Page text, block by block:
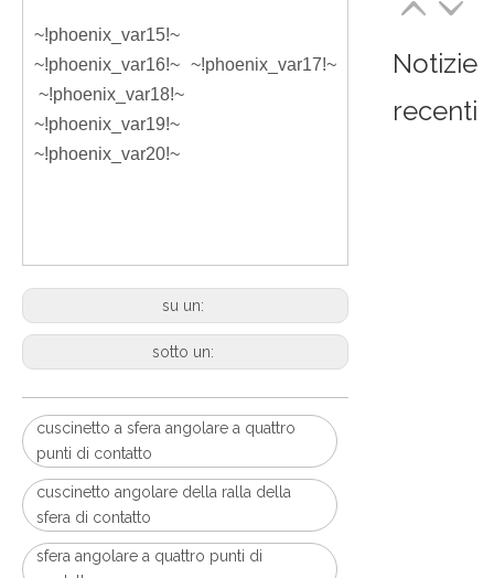
~!phoenix_var15!~
~!phoenix_var16!~ ~!phoenix_var17!~
~!phoenix_var18!~
~!phoenix_var19!~
~!phoenix_var20!~
su un:
sotto un:
cuscinetto a sfera angolare a quattro
punti di contatto
cuscinetto angolare della ralla della
sfera di contatto
sfera angolare a quattro punti di
Notizie
recenti